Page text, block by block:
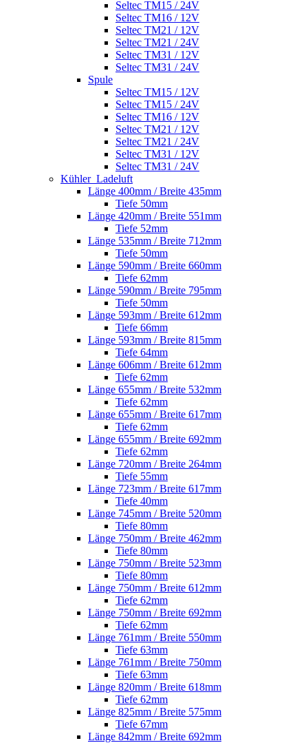
Seltec TM15 / 24V
Seltec TM16 / 12V
Seltec TM21 / 12V
Seltec TM21 / 24V
Seltec TM31 / 12V
Seltec TM31 / 24V
Spule
Seltec TM15 / 12V
Seltec TM15 / 24V
Seltec TM16 / 12V
Seltec TM21 / 12V
Seltec TM21 / 24V
Seltec TM31 / 12V
Seltec TM31 / 24V
Kühler_Ladeluft
Länge 400mm / Breite 435mm
Tiefe 50mm
Länge 420mm / Breite 551mm
Tiefe 52mm
Länge 535mm / Breite 712mm
Tiefe 50mm
Länge 590mm / Breite 660mm
Tiefe 62mm
Länge 590mm / Breite 795mm
Tiefe 50mm
Länge 593mm / Breite 612mm
Tiefe 66mm
Länge 593mm / Breite 815mm
Tiefe 64mm
Länge 606mm / Breite 612mm
Tiefe 62mm
Länge 655mm / Breite 532mm
Tiefe 62mm
Länge 655mm / Breite 617mm
Tiefe 62mm
Länge 655mm / Breite 692mm
Tiefe 62mm
Länge 720mm / Breite 264mm
Tiefe 55mm
Länge 723mm / Breite 617mm
Tiefe 40mm
Länge 745mm / Breite 520mm
Tiefe 80mm
Länge 750mm / Breite 462mm
Tiefe 80mm
Länge 750mm / Breite 523mm
Tiefe 80mm
Länge 750mm / Breite 612mm
Tiefe 62mm
Länge 750mm / Breite 692mm
Tiefe 62mm
Länge 761mm / Breite 550mm
Tiefe 63mm
Länge 761mm / Breite 750mm
Tiefe 63mm
Länge 820mm / Breite 618mm
Tiefe 62mm
Länge 825mm / Breite 575mm
Tiefe 67mm
Länge 842mm / Breite 692mm